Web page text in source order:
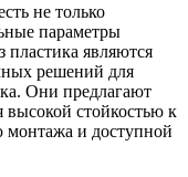
не только
параметры
являются
решений для
Они предлагают
стойкостью к
монтажа и доступной